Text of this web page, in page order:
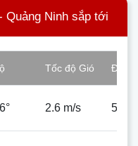
Quảng Ninh sắp tới
Tốc độ Gió Độ
2.6 m/s 55%